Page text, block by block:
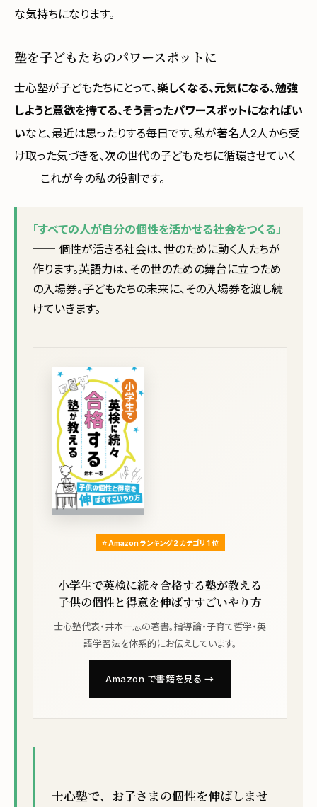
な気持ちになります。
塾を子どもたちのパワースポットに
士心塾が子どもたちにとって、楽しくなる、元気になる、勉強
しようと意欲を持てる、そう言ったパワースポットになればい
いなと、最近は思ったりする毎日です。私が著名人2人から受
け取った気づきを、次の世代の子どもたちに循環させていく
── これが今の私の役割です。
「すべての人が自分の個性を活かせる社会をつくる」
── 個性が活きる社会は、世のために動く人たちが
作ります。英語力は、その世のための舞台に立つため
の入場券。子どもたちの未来に、その入場券を渡し続
けていきます。
⭐ Amazon ランキング 2 カテゴリ 1 位
小学生で英検に続々合格する塾が教える
子供の個性と得意を伸ばすすごいやり方
士心塾代表・井本一志の著書。指導論・子育て哲学・英
語学習法を体系的にお伝えしています。
Amazon で書籍を見る →
士心塾で、お子さまの個性を伸ばしませ